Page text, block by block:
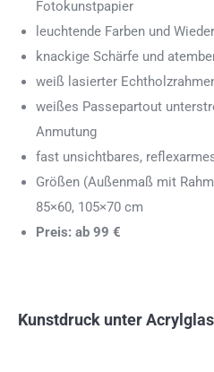
Fotokunstpapier
leuchtende Farben und
knackige Schärfe und
weiß lasierter
weißes Passepartout
Anmutung
fast unsichtbares,
Größen (Außenmaß mit
85×60, 105×70 cm
Preis: ab 99 €
Kunstdruck unter Acrylglas